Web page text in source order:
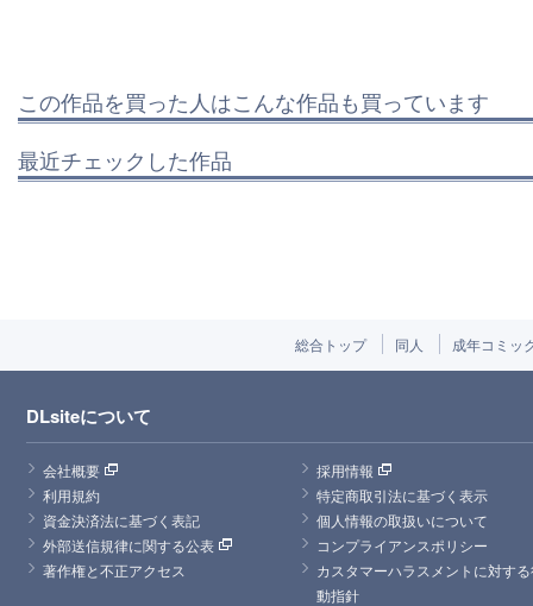
この作品を買った人はこんな作品も買っています
最近チェックした作品
総合トップ 同人 成年コミッ
DLsiteについて
会社概要
採用情報
利用規約
特定商取引法に基づく表示
資金決済法に基づく表記
個人情報の取扱いについて
外部送信規律に関する公表
コンプライアンスポリシー
著作権と不正アクセス
カスタマーハラスメントに対す
動指針